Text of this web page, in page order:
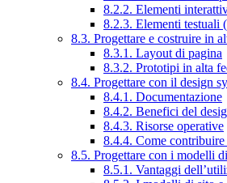
8.2.2. Elementi
8.2.3. Elementi testuali
8.3. Progettare e costruire in
8.3.1. Layout di pagina
8.3.2. Prototipi in alta
8.4. Progettare con il design
8.4.1. Documentazione
8.4.2. Benefici del
8.4.3. Risorse operative
8.4.4. Come
8.5. Progettare con i modelli
8.5.1. Vantaggi